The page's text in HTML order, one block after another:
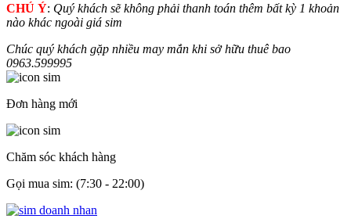
CHÚ Ý: Quý khách sẽ không phải thanh toán thêm bất kỳ 1 khoản
nào khác ngoài giá sim
Chúc quý khách gặp nhiều may mắn khi sở hữu thuê bao
0963.599995
Đơn hàng mới
Chăm sóc khách hàng
Gọi mua sim: (7:30 - 22:00)